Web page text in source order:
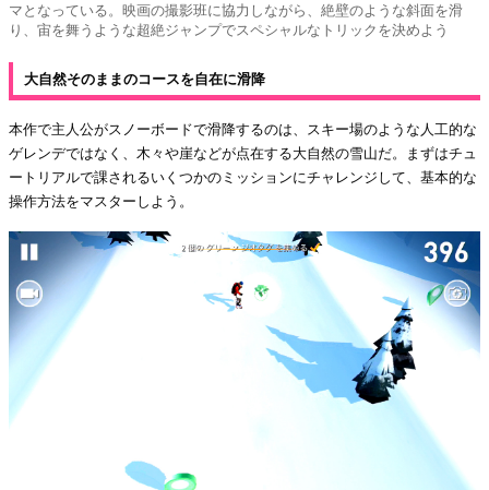
マとなっている。映画の撮影班に協力しながら、絶壁のような斜面を滑
り、宙を舞うような超絶ジャンプでスペシャルなトリックを決めよう
大自然そのままのコースを自在に滑降
本作で主人公がスノーボードで滑降するのは、スキー場のような人工的な
ゲレンデではなく、木々や崖などが点在する大自然の雪山だ。まずはチュ
ートリアルで課されるいくつかのミッションにチャレンジして、基本的な
操作方法をマスターしよう。